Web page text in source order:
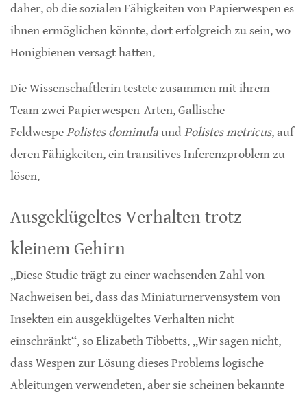
daher, ob die sozialen Fähigkeiten von Papierwespen es
ihnen ermöglichen könnte, dort erfolgreich zu sein, wo
Honigbienen versagt hatten.
Die Wissenschaftlerin testete zusammen mit ihrem
Team zwei Papierwespen-Arten, Gallische
FeldwespePolistes dominulaundPolistes metricus, auf
deren Fähigkeiten, ein transitives Inferenzproblem zu
lösen.
Ausgeklügeltes Verhalten trotz
kleinem Gehirn
„Diese Studie trägt zu einer wachsenden Zahl von
Nachweisen bei, dass das Miniaturnervensystem von
Insekten ein ausgeklügeltes Verhalten nicht
einschränkt“, so Elizabeth Tibbetts. „Wir sagen nicht,
dass Wespen zur Lösung dieses Problems logische
Ableitungen verwendeten, aber sie scheinen bekannte